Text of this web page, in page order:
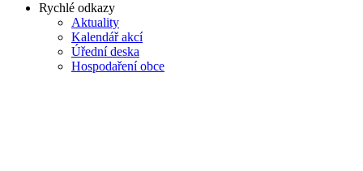
Rychlé odkazy
Aktuality
Kalendář akcí
Úřední deska
Hospodaření obce